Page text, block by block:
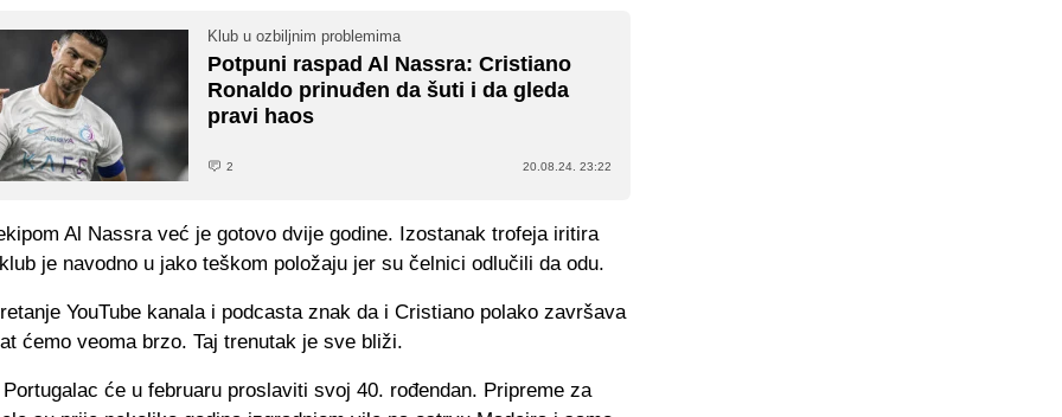
Klub u ozbiljnim problemima
Potpuni raspad Al Nassra: Cristiano
Ronaldo prinuđen da šuti i da gleda
pravi haos
2 20.08.24. 23:22
Al Nassra već je gotovo dvije godine. Izostanak trofeja iritira
je navodno u jako teškom položaju jer su čelnici odlučili da odu.
YouTube kanala i podcasta znak da i Cristiano polako završava
ćemo veoma brzo. Taj trenutak je sve bliži.
će u februaru proslaviti svoj 40. rođendan. Pripreme za